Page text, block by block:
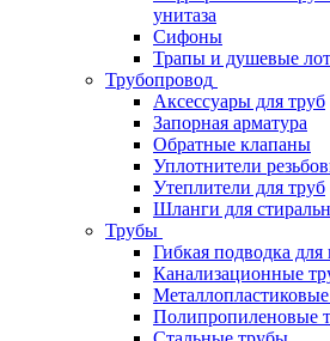
унитаза
Сифоны
Трапы и душевые
Трубопровод
Аксессуары для труб
Запорная арматура
Обратные клапаны
Уплотнители
Утеплители для труб
Шланги для
Трубы
Гибкая подводка
Канализационные
Полипропиленовые